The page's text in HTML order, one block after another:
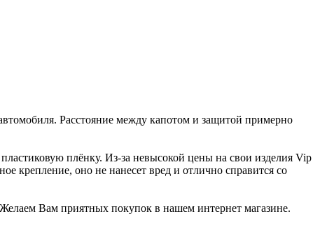
Расстояние между капотом и защитой примерно
плёнку. Из-за невысокой цены на свои изделия Vip
крепление, оно не нанесет вред и отлично справится со
Вам приятных покупок в нашем интернет магазине.